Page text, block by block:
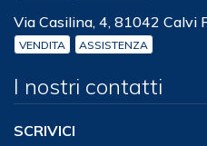
Via Casilina, 4, 81042 Calvi
VENDITA ASSISTENZA
I nostri contatti
SCRIVICI